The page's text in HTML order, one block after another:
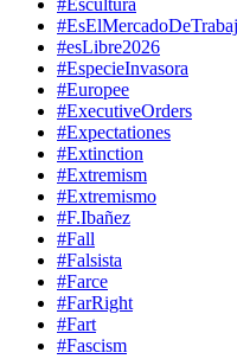
#Escultura
#esLibre2026
#EspecieInvasora
#Europee
#ExecutiveOrders
#Expectationes
#Extinction
#Extremism
#Extremismo
#F.Ibañez
#Fall
#Falsista
#Farce
#FarRight
#Fart
#Fascism